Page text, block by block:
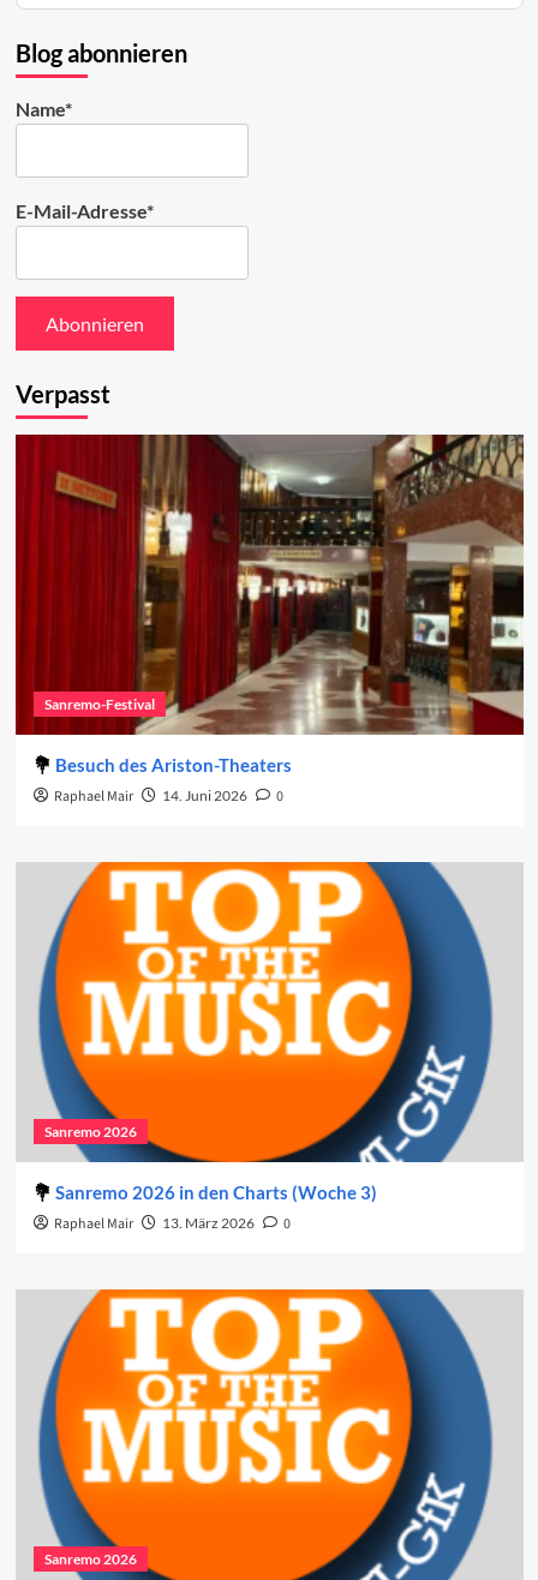
ansehen
Blog abonnieren
Name*
E-Mail-Adresse*
Verpasst
Sanremo-Festival
Besuch des Ariston-Theaters
Raphael Mair 14. Juni 2026 0
Sanremo 2026
Sanremo 2026 in den Charts (Woche 3)
Raphael Mair 13. März 2026 0
Sanremo 2026